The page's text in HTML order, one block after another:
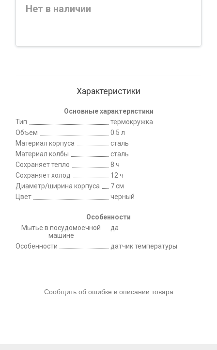
Нет в наличии
Характеристики
Основные характеристики
Тип
термокружка
Объем
0.5 л
Материал корпуса
сталь
Материал колбы
сталь
Сохраняет тепло
8 ч
Сохраняет холод
12 ч
Диаметр/ширина корпуса
7 см
Цвет
черный
Особенности
Мытье в посудомоечной
машине
да
Особенности датчик температуры
Сообщить об ошибке в описании товара